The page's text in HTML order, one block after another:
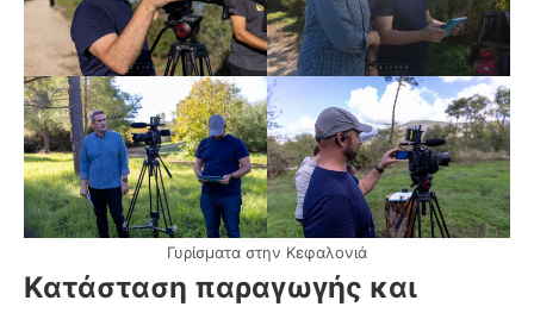
Γυρίσματα στην Κεφαλονιά
Κατάσταση παραγωγής και